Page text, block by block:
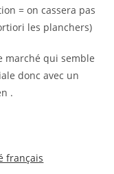
= on cassera pas
les planchers)
marché qui semble
donc avec un
.
français